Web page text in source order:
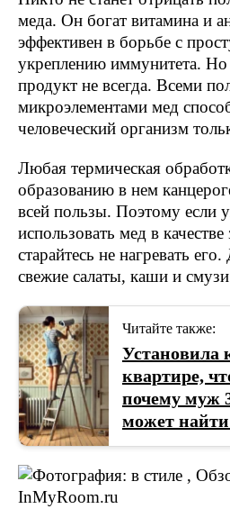
меда. Он богат витамина и
эффективен в борьбе с
укреплению иммунитета. Но
продукт не всегда. Всеми
микроэлементами мед
человеческий организм
Любая термическая
образованию в нем
всей пользы. Поэтому если
использовать мед в качестве
старайтесь не нагревать
свежие салаты, каши и
Читайте также:
Установила
квартире,
почему муж
может найти